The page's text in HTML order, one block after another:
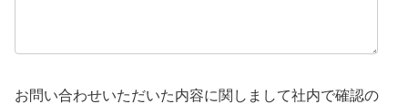
お問い合わせいただいた内容に関しまして社内で確認の